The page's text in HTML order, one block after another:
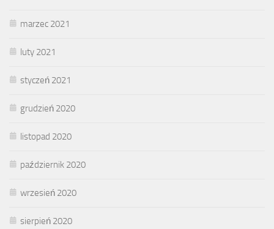
marzec 2021
luty 2021
styczeń 2021
grudzień 2020
listopad 2020
październik 2020
wrzesień 2020
sierpień 2020